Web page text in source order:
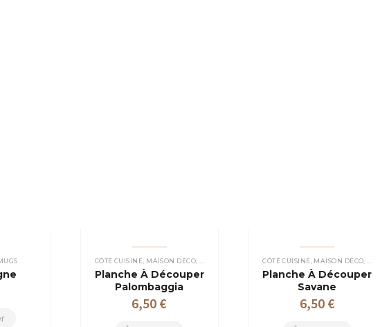
CÔTÉ CUISINE, MAISON DÉCO, PLANCHES À DÉCOUPER
Planche À Découper
Palombaggia
6,50 €
CÔTÉ CUISINE, MAISON DÉCO,
Planche À Découper
Savane
6,50 €